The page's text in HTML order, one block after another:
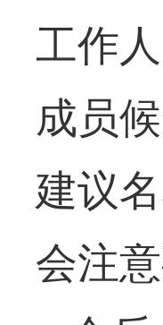
工作
成员
建议
会注